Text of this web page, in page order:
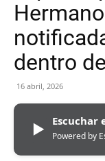
dentro
16 abril, 2026
▶ Escuchar
Powered by